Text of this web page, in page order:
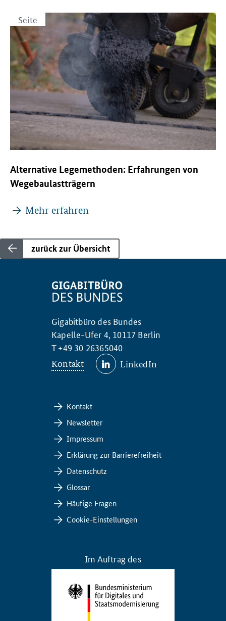
Seite
Alternative Legemethoden: Erfahrungen von
Wegebaulastträgern
Mehr erfahren
zurück zur Übersicht
Gigabitbüro des Bundes
Kapelle-Ufer 4, 10117 Berlin
T +49 30 26365040
Kontakt LinkedIn
Kontakt
Newsletter
Impressum
Erklärung zur Barrierefreiheit
Datenschutz
Glossar
Häufige Fragen
Cookie-Einstellungen
Im Auftrag des